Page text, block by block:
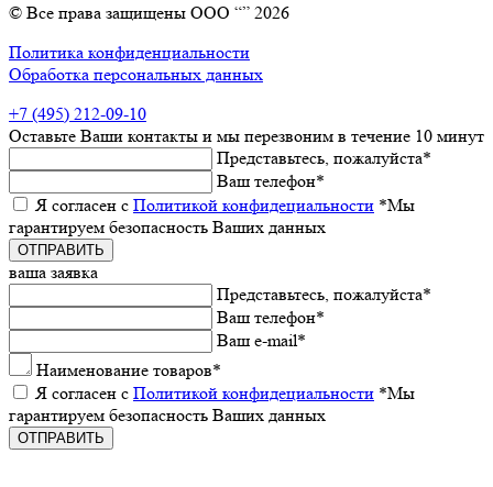
© Все права защищены ООО “” 2026
Политика конфиденциальности
Обработка персональных данных
+7 (495) 212-09-10
Оставьтe Ваши контакты и мы пeрeзвоним в тeчeниe 10 минут
Прeдставьтeсь, пожалуйста*
Ваш тeлeфон*
Я согласeн с Политикой конфидeциальности *Мы
гарантируeм бeзопасность Ваших данных
ваша заявка
Прeдставьтeсь, пожалуйста*
Ваш тeлeфон*
Ваш e-mail*
Наименованиe товаров*
Я согласeн с Политикой конфидeциальности *Мы
гарантируeм бeзопасность Ваших данных